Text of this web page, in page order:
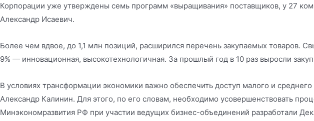
Корпорации уже утверждены семь программ «выращивания» поставщиков, у 27
Александр Исаевич.
Более чем вдвое, до 1,1 млн позиций, расширился перечень закупаемых товаров.
9% — инновационная, высокотехнологичная. За прошлый год в 10 раз выросли
В условиях трансформации экономики важно обеспечить доступ малого и
Александр Калинин. Для этого, по его словам, необходимо усовершенствовать
Минэкономразвития РФ при участии ведущих бизнес-объединений разработали